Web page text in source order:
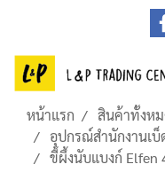
หน้าแรก สินค้าทั้งห
อุปกรณ์สำนักงานเบ็
ขี้ผึ้งนับแบงก์ Elfen